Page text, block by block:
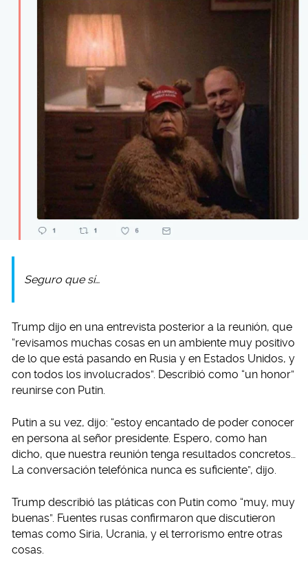
Seguro que sí…
Trump dijo en una entrevista posterior a la reunión, que
“revisamos muchas cosas en un ambiente muy positivo
de lo que está pasando en Rusia y en Estados Unidos, y
con todos los involucrados”. Describió como “un honor”
reunirse con Putin.
Putin a su vez, dijo: “estoy encantado de poder conocer
en persona al señor presidente. Espero, como han
dicho, que nuestra reunión tenga resultados concretos…
La conversación telefónica nunca es suficiente”, dijo.
Trump describió las pláticas con Putin como “muy, muy
buenas”. Fuentes rusas confirmaron que discutieron
temas como Siria, Ucrania, y el terrorismo entre otras
cosas.